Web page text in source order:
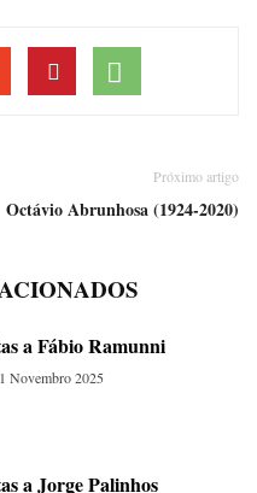
Próximo artigo
Octávio Abrunhosa (1924-2020)
a Fábio Ramunni
1 Novembro 2025
a Jorge Palinhos